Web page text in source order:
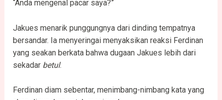
“Anda mengenal pacar saya?”
Jakues menarik punggungnya dari dinding tempatnya
bersandar. Ia menyeringai menyaksikan reaksi Ferdinan
yang seakan berkata bahwa dugaan Jakues lebih dari
sekadar betul.
Ferdinan diam sebentar, menimbang-nimbang kata yang